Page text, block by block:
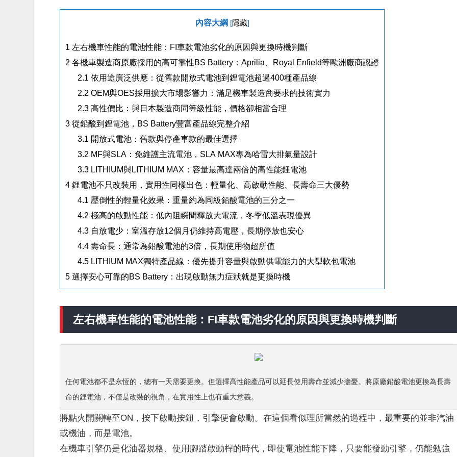
內容大綱 隱藏]
1 左右機車性能的電池性能：FI車款電池劣化的原因與更換時機判斷
2 各機車製造商原廠採用的高可靠性BS Battery：Aprilia、Royal Enfield等歐洲廠商認證
2.1 依用途廣泛供應：從舊款開放式電池到鋰電池超過400種產品線
2.2 OEM與OES採用擴大市場影響力：滿足機車製造商要求的技術實力
2.3 高性價比：與日本製造商同等級性能，價格卻相當合理
3 從鉛酸到鋰電池，BS Battery豐富產品線完整介紹
3.1 開放式電池：舊款與停產車款的最佳選擇
3.2 MF與SLA：免維護主流電池，SLA MAX專為哈雷大排氣量設計
3.3 LITHIUM與LITHIUM MAX：容量最高達兩倍的高性能鋰電池
4 鋰電池不只改裝用，實用性同樣出色：輕量化、高啟動性能、長壽命三大優勢
4.1 壓倒性的輕量化效果：重量約為同級鉛酸電池的三分之一
4.2 極高的啟動性能：低內阻瞬間釋放大電流，冬季低溫表現優異
4.3 自放電少：室溫存放12個月仍維持高電壓，長期停放也安心
4.4 壽命長：通常為鉛酸電池的3倍，長期使用物超所值
4.5 LITHIUM MAX獨特產品線：優先提升容量與啟動供電能力的大型軟包電池
5 選擇安心可靠的BS Battery：出現啟動無力症狀就是更換時機
左右機車性能的電池性能：FI車款電池劣化的原因與更換時機判斷
任何電池都不是永恆的，總有一天需要更換。但選擇高性能產品可以延長使用壽命並減少擔憂。將原廠鉛酸電池更換為長壽
命的鋰電池，不僅是改裝的視角，在實用性上也有重大意義。
將點火開關轉至ON，按下啟動按鈕，引擎便會啟動。在這個看似理所當然的過程中，最重要的並非汽油
或機油，而是電池。
在機車引擎仍是化油器規格、使用腳踏啟動桿的時代，即使電池性能下降，只要能發動引擎，仍能勉強